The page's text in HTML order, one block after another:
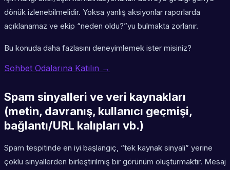
dönük izlenebilmelidir. Yoksa yanlış aksiyonlar raporlarda
açıklanamaz ve ekip “neden oldu?”yu bulmakta zorlanır.
Bu konuda daha fazlasını deneyimlemek ister misiniz?
Sohbet Odalarına Katılın →
Spam sinyalleri ve veri kaynakları
(metin, davranış, kullanıcı geçmişi,
bağlantı/URL kalıpları vb.)
Spam tespitinde en iyi başlangıç, “tek kaynak sinyali” yerine
çoklu sinyallerden birleştirilmiş bir görünüm oluşturmaktır. Mesaj